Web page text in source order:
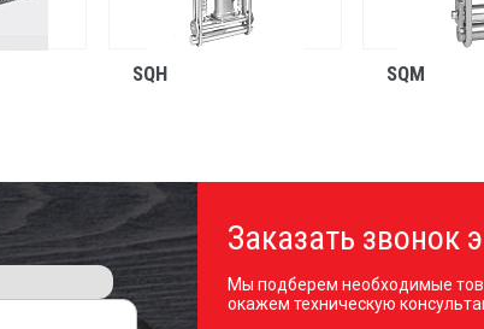
SQH SQM
Заказать звонок
Мы подберем необходимые
окажем техническую